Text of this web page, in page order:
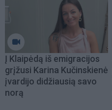
Į Klaipėdą iš emigracijos
grįžusi Karina Kučinskienė
įvardijo didžiausią savo
norą